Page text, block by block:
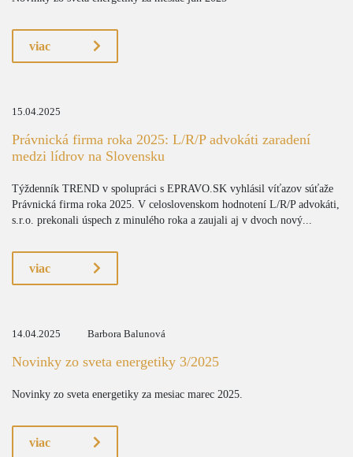
viac
15.04.2025
Právnická firma roka 2025: L/R/P advokáti zaradení
medzi lídrov na Slovensku
Týždenník TREND v spolupráci s EPRAVO.SK vyhlásil víťazov súťaže
Právnická firma roka 2025. V celoslovenskom hodnotení L/R/P advokáti,
s.r.o. prekonali úspech z minulého roka a zaujali aj v dvoch nový...
viac
14.04.2025 Barbora Balunová
Novinky zo sveta energetiky 3/2025
Novinky zo sveta energetiky za mesiac marec 2025.
viac